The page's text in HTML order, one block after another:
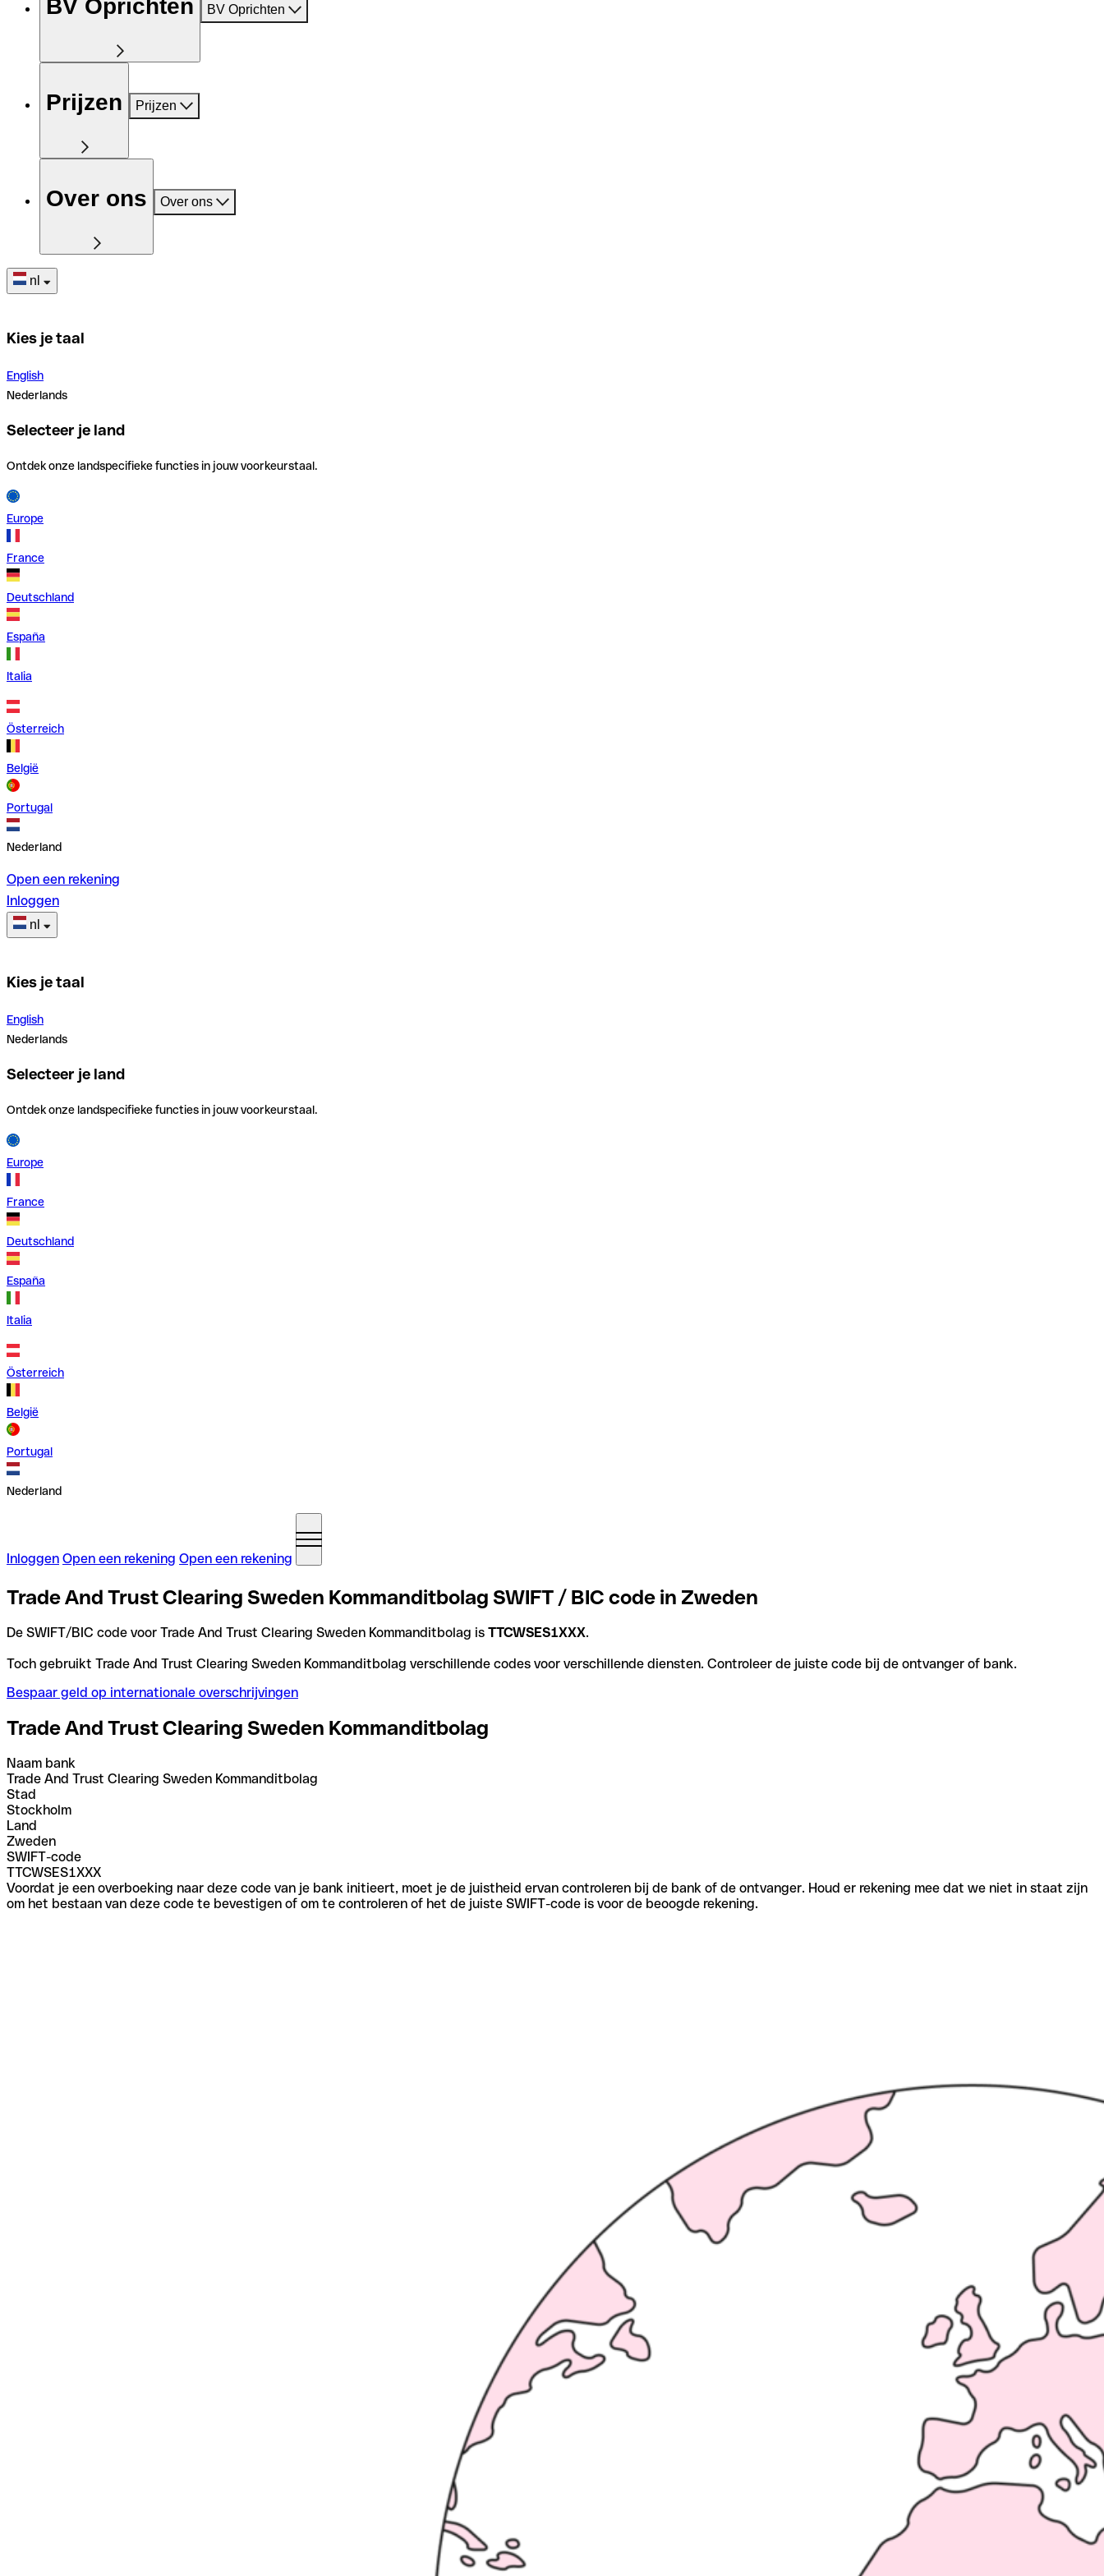
BV Oprichten BV Oprichten
Prijzen Prijzen
Over ons Over ons
nl
Kies je taal
English
Nederlands
Selecteer je land
Ontdek onze landspecifieke functies in jouw voorkeurstaal.
Europe
France
Deutschland
España
Italia
Österreich
België
Portugal
Nederland
Open een rekening
Inloggen
nl
Kies je taal
English
Nederlands
Selecteer je land
Ontdek onze landspecifieke functies in jouw voorkeurstaal.
Europe
France
Deutschland
España
Italia
Österreich
België
Portugal
Nederland
Inloggen Open een rekening Open een rekening
Trade And Trust Clearing Sweden Kommanditbolag SWIFT / BIC code in Zweden
De SWIFT/BIC code voor Trade And Trust Clearing Sweden Kommanditbolag is TTCWSES1XXX.
Toch gebruikt Trade And Trust Clearing Sweden Kommanditbolag verschillende codes voor verschillende diensten. Controleer de juiste code bij de ontvanger of bank.
Bespaar geld op internationale overschrijvingen
Trade And Trust Clearing Sweden Kommanditbolag
Naam bank
Trade And Trust Clearing Sweden Kommanditbolag
Stad
Stockholm
Land
Zweden
SWIFT-code
TTCWSES1XXX
Voordat je een overboeking naar deze code van je bank initieert, moet je de juistheid ervan controleren bij de bank of de ontvanger. Houd er rekening mee dat we niet in staat zijn
om het bestaan van deze code te bevestigen of om te controleren of het de juiste SWIFT-code is voor de beoogde rekening.